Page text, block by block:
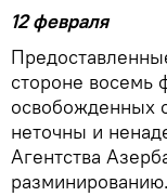
12 февраля
стороне восемь
освобожденных
неточны и
Агентства
разминированию.